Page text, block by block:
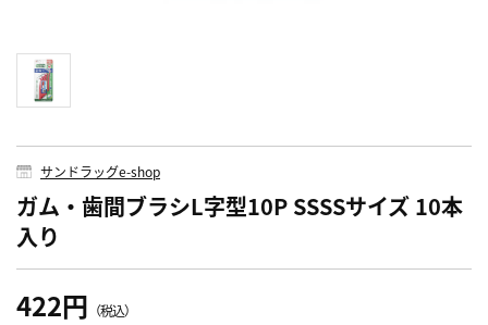
サンドラッグe-shop
ガム・歯間ブラシL字型10P SSSSサイズ 10本
入り
422円 （税込）